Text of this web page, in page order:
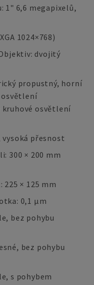
1" 6,6 megapixelů,
1024×768)
dvojitý
propustný, horní
osvětlení
přesnost
300 × 200 mm
× 125 mm
0,1 µm
bez pohybu
bez pohybu
s pohybem